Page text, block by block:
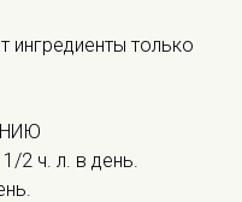
ингредиенты только
2 ч. л. в день.